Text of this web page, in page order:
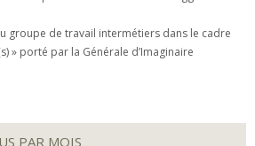
groupe de travail intermétiers dans le cadre
» porté par la Générale d’Imaginaire
PAR MOIS